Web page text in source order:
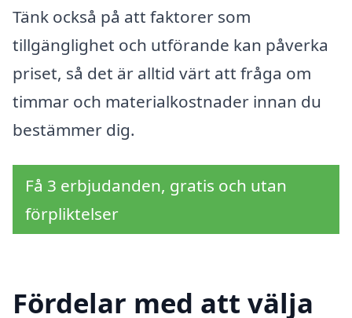
Tänk också på att faktorer som
tillgänglighet och utförande kan påverka
priset, så det är alltid värt att fråga om
timmar och materialkostnader innan du
bestämmer dig.
Få 3 erbjudanden, gratis och utan
förpliktelser
Fördelar med att välja